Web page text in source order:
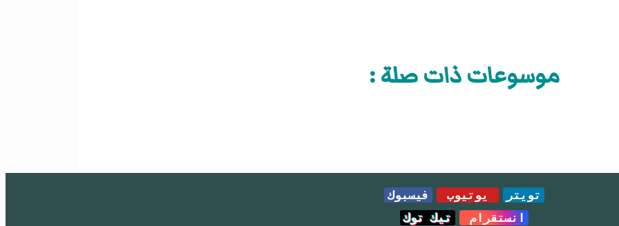
موسوعات ذات صلة :
تويتر يوتيوب
فيسبوك
انستقرام
تيك توك